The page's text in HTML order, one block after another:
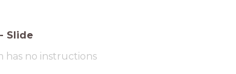
- Slide
has no instructions